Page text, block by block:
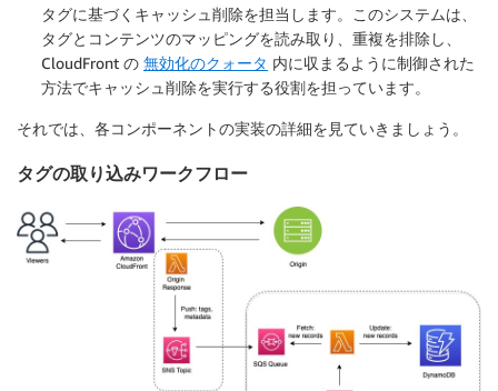
タグに基づくキャッシュ削除を担当します。このシステムは、
タグとコンテンツのマッピングを読み取り、重複を排除し、
CloudFront の 無効化のクォータ 内に収まるように制御された
方法でキャッシュ削除を実行する役割を担っています。
それでは、各コンポーネントの実装の詳細を見ていきましょう。
タグの取り込みワークフロー